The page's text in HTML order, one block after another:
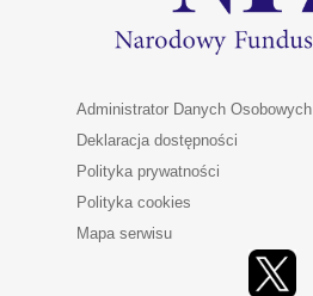
Administrator Danych Osobowych
Deklaracja dostępności
Polityka prywatności
Polityka cookies
Mapa serwisu